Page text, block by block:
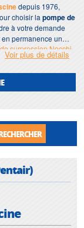
depuis 1976,
choisir la pompe de
à votre demande
permanence un
surpression Nocchi
Voir plus de détails